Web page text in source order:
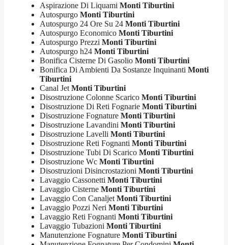
Aspirazione Di Liquami Monti Tiburtini
Autospurgo Monti Tiburtini
Autospurgo 24 Ore Su 24 Monti Tiburtini
Autospurgo Economico Monti Tiburtini
Autospurgo Prezzi Monti Tiburtini
Autospurgo h24 Monti Tiburtini
Bonifica Cisterne Di Gasolio Monti Tiburtini
Bonifica Di Ambienti Da Sostanze Inquinanti Monti
Tiburtini
Canal Jet Monti Tiburtini
Disostruzione Colonne Scarico Monti Tiburtini
Disostruzione Di Reti Fognarie Monti Tiburtini
Disostruzione Fognature Monti Tiburtini
Disostruzione Lavandini Monti Tiburtini
Disostruzione Lavelli Monti Tiburtini
Disostruzione Reti Fognanti Monti Tiburtini
Disostruzione Tubi Di Scarico Monti Tiburtini
Disostruzione Wc Monti Tiburtini
Disostruzioni Disincrostazioni Monti Tiburtini
Lavaggio Cassonetti Monti Tiburtini
Lavaggio Cisterne Monti Tiburtini
Lavaggio Con Canaljet Monti Tiburtini
Lavaggio Pozzi Neri Monti Tiburtini
Lavaggio Reti Fognanti Monti Tiburtini
Lavaggio Tubazioni Monti Tiburtini
Manutenzione Fognature Monti Tiburtini